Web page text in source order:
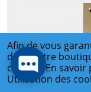
Afin de vous
dans notre
cookies. En
Utilisation des